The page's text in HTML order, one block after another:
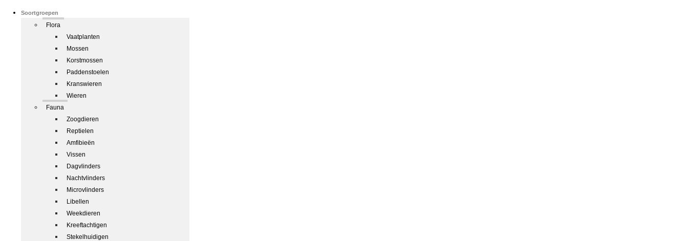
Soortgroepen
Flora
Vaatplanten
Mossen
Korstmossen
Paddenstoelen
Kranswieren
Wieren
Fauna
Zoogdieren
Reptielen
Amfibieën
Vissen
Dagvlinders
Nachtvlinders
Microvlinders
Libellen
Weekdieren
Kreeftachtigen
Stekelhuidigen